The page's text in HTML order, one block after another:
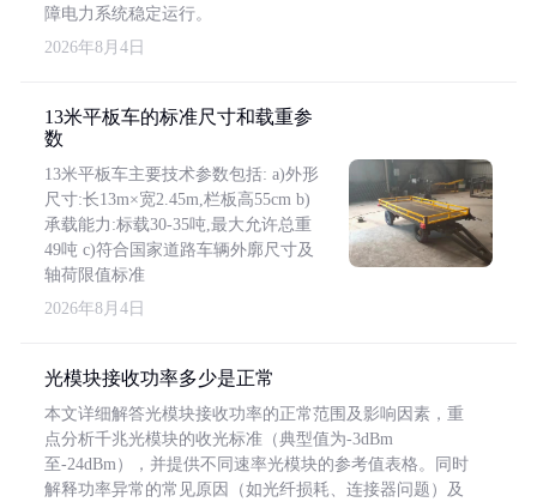
障电力系统稳定运行。
2026年8月4日
13米平板车的标准尺寸和载重参
数
13米平板车主要技术参数包括: a)外形
尺寸:长13m×宽2.45m,栏板高55cm b)
承载能力:标载30-35吨,最大允许总重
49吨 c)符合国家道路车辆外廓尺寸及
轴荷限值标准
2026年8月4日
光模块接收功率多少是正常
本文详细解答光模块接收功率的正常范围及影响因素，重
点分析千兆光模块的收光标准（典型值为-3dBm
至-24dBm），并提供不同速率光模块的参考值表格。同时
解释功率异常的常见原因（如光纤损耗、连接器问题）及